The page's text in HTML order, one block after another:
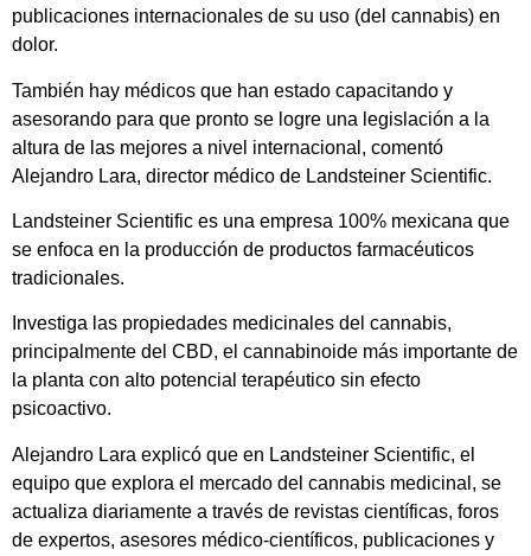
publicaciones internacionales de su uso (del cannabis) en
dolor.
También hay médicos que han estado capacitando y
asesorando para que pronto se logre una legislación a la
altura de las mejores a nivel internacional, comentó
Alejandro Lara, director médico de Landsteiner Scientific.
Landsteiner Scientific es una empresa 100% mexicana que
se enfoca en la producción de productos farmacéuticos
tradicionales.
Investiga las propiedades medicinales del cannabis,
principalmente del CBD, el cannabinoide más importante de
la planta con alto potencial terapéutico sin efecto
psicoactivo.
Alejandro Lara explicó que en Landsteiner Scientific, el
equipo que explora el mercado del cannabis medicinal, se
actualiza diariamente a través de revistas científicas, foros
de expertos, asesores médico-científicos, publicaciones y